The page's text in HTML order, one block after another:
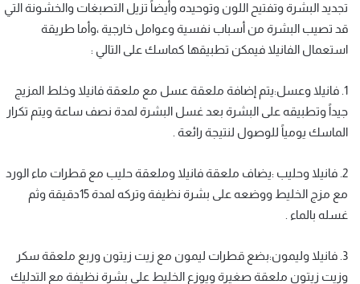
تجديد البشرة وتفتيح اللون وتوحيده وأيضاً تزيل التصبغات والخشونة التي
قد تصيب البشرة من أسباب نفسية وعوامل خارجية ،وأما طريقة
استعمال الفانيلا فيمكن تطبيقها كماسك على التالي :
1. فانيلا وعسل:يتم إضافة ملعقة عسل مع ملعقة فانيلا وخلط المزيج
جيداً وتطبيقه على البشرة بعد غسل البشرة لمدة نصف ساعة ويتم تكرار
الماسك يومياً للوصول لنتيجة رائعة .
2. فانيلا وحليب :يضاف ملعقة فانيلا وملعقة حليب مع قطرات ماء الورد
مع مزج الخليط ووضعه على بشرة نظيفة وتركه لمدة 15دقيقة وثم
غسله بالماء .
3. فانيلا وليمون:بضع قطرات ليمون مع زيت زيتون وربع ملعقة سكر
وزيت زيتون ملعقة صغيرة ويوزع الخليط على بشرة نظيفة مع التدليك